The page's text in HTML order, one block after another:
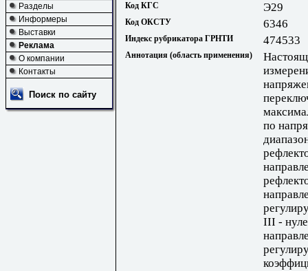
Разделы
Информеры
Выставки
Реклама
О компании
Контакты
Поиск по сайту
Код КГС Э29
Код ОКСТУ 6346
Индекс рубрикатора ГРНТИ 474533
Аннотация (область применения)
по
III -